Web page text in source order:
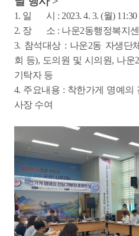
1. 일 시 : 2023. 4. 3. (월) 11:30
2. 장 소 : 나운2동행정복지센
3. 참석대상 : 나운2동 자생단
회 등), 도의원 및 시의원, 나
기탁자 등
4. 주요내용 : 착한가게 명예
사장 수여